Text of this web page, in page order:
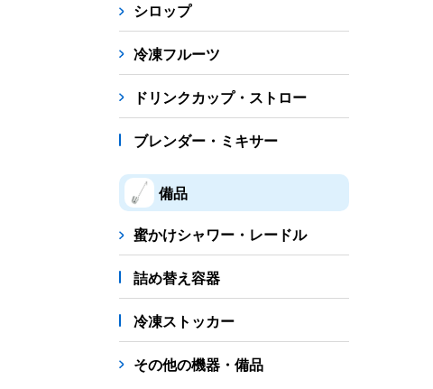
シロップ
冷凍フルーツ
ドリンクカップ・ストロー
ブレンダー・ミキサー
備品
蜜かけシャワー・レードル
詰め替え容器
冷凍ストッカー
その他の機器・備品